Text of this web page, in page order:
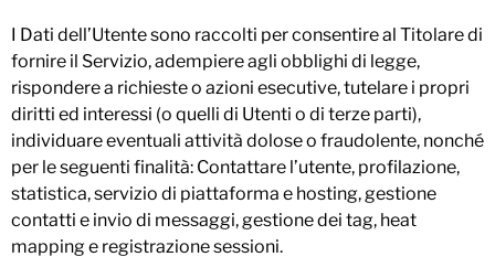
I Dati dell’Utente sono raccolti per consentire al Titolare di
fornire il Servizio, adempiere agli obblighi di legge,
rispondere a richieste o azioni esecutive, tutelare i propri
diritti ed interessi (o quelli di Utenti o di terze parti),
individuare eventuali attività dolose o fraudolente, nonché
per le seguenti finalità: Contattare l’utente, profilazione,
statistica, servizio di piattaforma e hosting, gestione
contatti e invio di messaggi, gestione dei tag, heat
mapping e registrazione sessioni.